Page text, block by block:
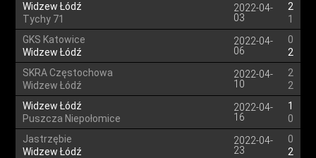
Widzew Łódź
Tychy 71
2022-04-
03
2
1
GKS Katowice
Widzew Łódź
2022-04-
06
0
2
SKRA Częstochowa
Widzew Łódź
2022-04-
10
2
2
Widzew Łódź
Puszcza Niepołomice
2022-04-
16
1
0
Jastrzębie
Widzew Łódź
2022-04-
23
0
2